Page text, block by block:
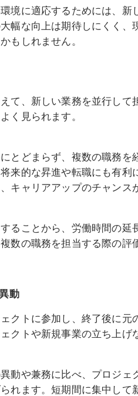
境に適応するためには、新
幅な向上は期待しにくく
もしれません。
て、新しい業務を並行し
く見られます。
とどまらず、複数の職務
来的な昇進や転職にも有
キャリアアップのチャンス
ることから、労働時間の
数の職務を担当する際の
動
クトに参加し、終了後に
クトや新規事業の立ち上げ
動や兼務に比べ、プロジ
れます。短期間に集中し